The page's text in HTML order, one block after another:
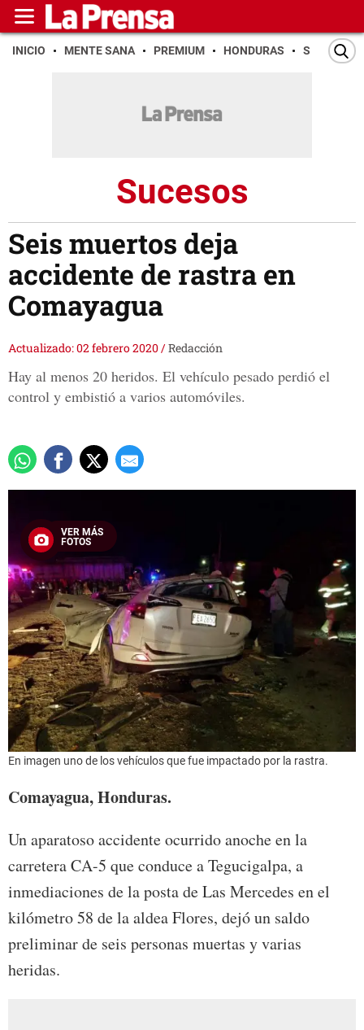
INICIO MENTE SANA PREMIUM HONDURAS SAN PEDRO
Sucesos
Seis muertos deja
accidente de rastra en
Comayagua
Actualizado: 02 febrero 2020/Redacción
Hay al menos 20 heridos. El vehículo pesado perdió el
control y embistió a varios automóviles.
VER MÁS
FOTOS
En imagen uno de los vehículos que fue impactado por la rastra.
Comayagua, Honduras.
Un aparatoso accidente ocurrido anoche en la
carretera CA-5 que conduce a Tegucigalpa, a
inmediaciones de la posta de Las Mercedes en el
kilómetro 58 de la aldea Flores, dejó un saldo
preliminar de seis personas muertas y varias
heridas.